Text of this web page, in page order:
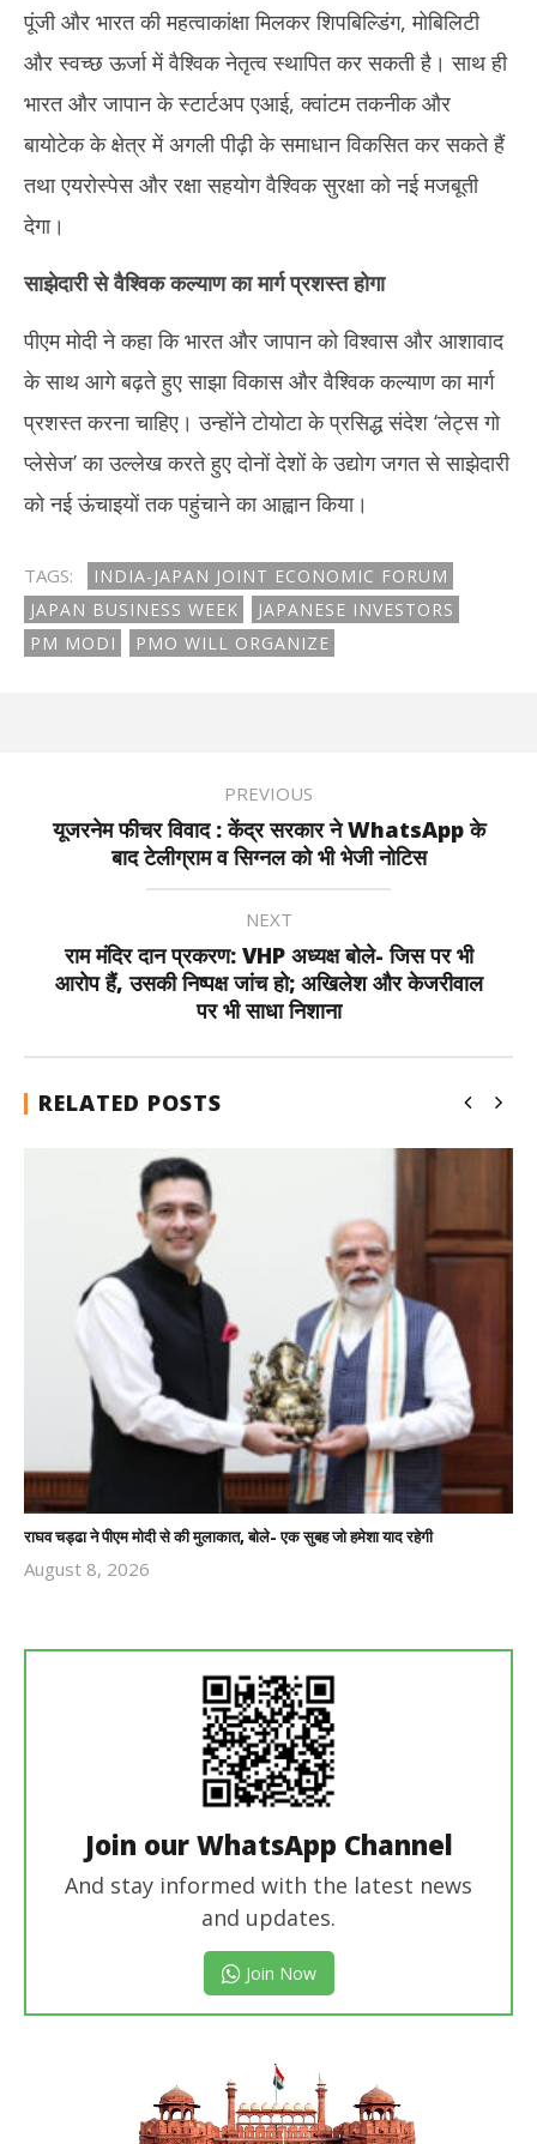
पूंजी और भारत की महत्वाकांक्षा मिलकर शिपबिल्डिंग, मोबिलिटी
और स्वच्छ ऊर्जा में वैश्विक नेतृत्व स्थापित कर सकती है। साथ ही
भारत और जापान के स्टार्टअप एआई, क्वांटम तकनीक और
बायोटेक के क्षेत्र में अगली पीढ़ी के समाधान विकसित कर सकते हैं
तथा एयरोस्पेस और रक्षा सहयोग वैश्विक सुरक्षा को नई मजबूती
देगा।
साझेदारी से वैश्विक कल्याण का मार्ग प्रशस्त होगा
पीएम मोदी ने कहा कि भारत और जापान को विश्वास और आशावाद
के साथ आगे बढ़ते हुए साझा विकास और वैश्विक कल्याण का मार्ग
प्रशस्त करना चाहिए। उन्होंने टोयोटा के प्रसिद्ध संदेश ‘लेट्स गो
प्लेसेज’ का उल्लेख करते हुए दोनों देशों के उद्योग जगत से साझेदारी
को नई ऊंचाइयों तक पहुंचाने का आह्वान किया।
TAGS:
INDIA-JAPAN JOINT ECONOMIC FORUM
JAPAN BUSINESS WEEK
JAPANESE INVESTORS
PM MODI
PMO WILL ORGANIZE
PREVIOUS
यूजरनेम फीचर विवाद : केंद्र सरकार ने WhatsApp के
बाद टेलीग्राम व सिग्नल को भी भेजी नोटिस
NEXT
राम मंदिर दान प्रकरण: VHP अध्यक्ष बोले- जिस पर भी
आरोप हैं, उसकी निष्पक्ष जांच हो; अखिलेश और केजरीवाल
पर भी साधा निशाना
RELATED POSTS
राघव चड्ढा ने पीएम मोदी से की मुलाकात, बोले- एक सुबह जो हमेशा याद रहेगी
August 8, 2026
Join our WhatsApp Channel
And stay informed with the latest news
and updates.
Join Now